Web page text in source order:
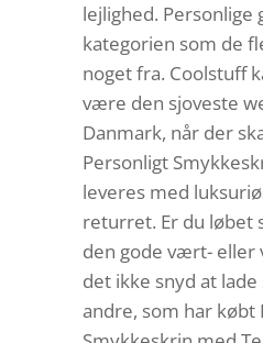
lejlighed. Personlige
kategorien som de
noget fra. Coolstuff
være den sjoveste
Danmark, når der
Personligt
leveres med
returret. Er du løbet
den gode vært- eller
det ikke snyd at
andre, som har købt